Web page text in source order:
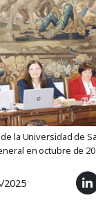
la Universidad de
en octubre de
2025